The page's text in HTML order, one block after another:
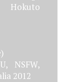
Hokuto
NSFW,
2012